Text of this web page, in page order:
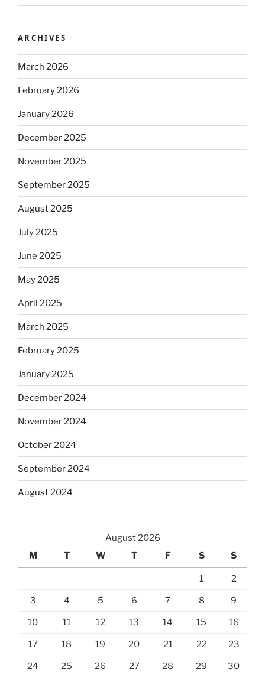
ARCHIVES
March 2026
February 2026
January 2026
December 2025
November 2025
September 2025
August 2025
July 2025
June 2025
May 2025
April 2025
March 2025
February 2025
January 2025
December 2024
November 2024
October 2024
September 2024
August 2024
August 2026
M
T W T F S S
1 2
3 4 5 6 7 8 9
10 11 12 13 14 15 16
17 18 19 20 21 22 23
24 25 26 27 28 29 30